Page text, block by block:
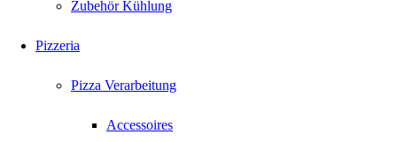
Zubehör Kühlung
Pizzeria
Pizza Verarbeitung
Accessoires